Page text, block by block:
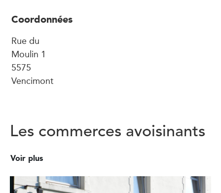
Coordonnées
Rue du
Moulin 1
5575
Vencimont
Les commerces avoisinants
Voir plus